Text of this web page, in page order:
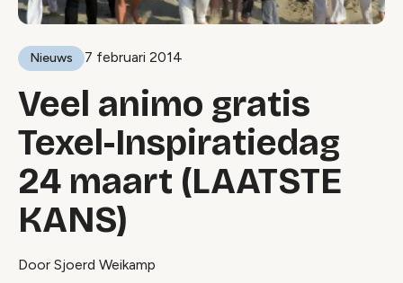
Nieuws 7 februari 2014
Veel animo gratis
Texel-Inspiratiedag
24 maart (LAATSTE
KANS)
Door Sjoerd Weikamp